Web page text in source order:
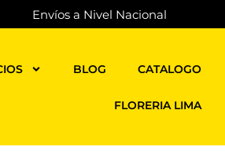
Envíos a Nivel Nacional
BLOG CATALOGO
FLORERIA LIMA